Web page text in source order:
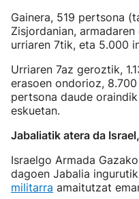
Gainera, 519 pertsona
Zisjordanian,
urriaren 7tik, eta 5.000
Urriaren 7az geroztik,
erasoen ondorioz,
pertsona daude
eskuetan.
Jabaliatik atera da
Israelgo Armada
dagoen Jabalia
militarra amaitutzat